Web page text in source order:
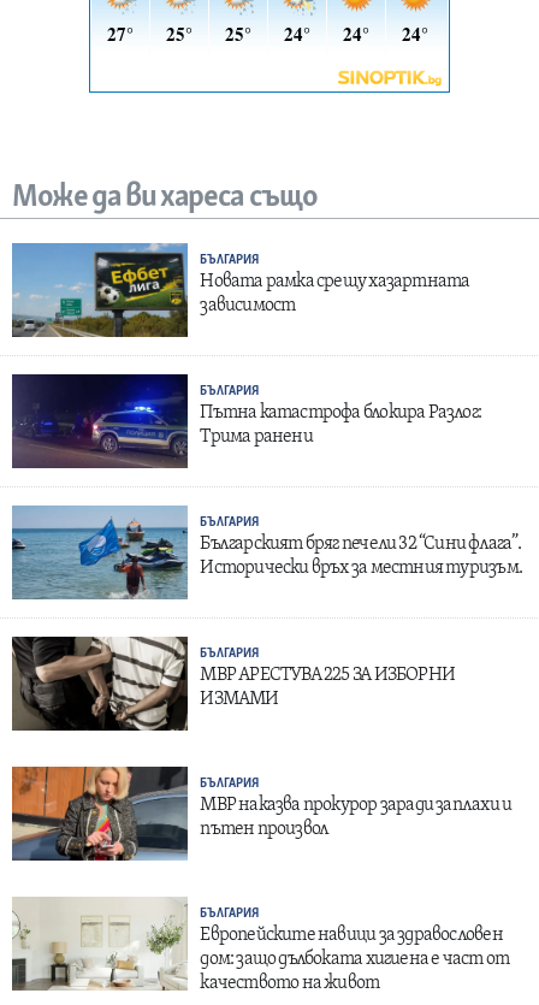
Може да ви хареса също
БЪЛГАРИЯ
Новата рамка срещу хазартната
зависимост
БЪЛГАРИЯ
Пътна катастрофа блокира Разлог:
Трима ранени
БЪЛГАРИЯ
Българският бряг печели 32 “Сини флага”.
Исторически връх за местния туризъм.
БЪЛГАРИЯ
МВР АРЕСТУВА 225 ЗА ИЗБОРНИ
ИЗМАМИ
БЪЛГАРИЯ
МВР наказва прокурор заради заплахи и
пътен произвол
БЪЛГАРИЯ
Европейските навици за здравословен
дом: защо дълбоката хигиена е част от
качеството на живот